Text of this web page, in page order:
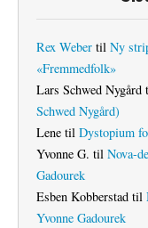
Rex Weber til Ny
«Fremmedfolk»
Lars Schwed Nygård
Schwed Nygård)
Lene til Dystopium
Yvonne G. til Nova-
Gadourek
Esben Kobberstad til
Yvonne Gadourek